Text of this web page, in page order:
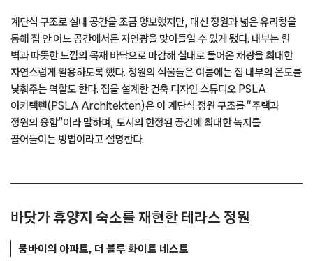
계단식 구조로 실내 공간을 조금 양보했지만, 대신 정원과 넓은 유리창을
통해 집 안 어느 공간에서든 자연광을 맞아들일 수 있게 됐다. 내부는 흰
벽과 따뜻한 느낌의 목재 바닥으로 마감해 실내로 들어온 채광을 최대한
자연스럽게 활용하도록 했다. 정원의 식물들은 여름에는 집 내부의 온도를
낮춰주는 역할도 한다. 집을 설계한 건축 디자인 스튜디오 PSLA
아키텍텐(PSLA Architekten)은 이 계단식 정원 구조를 “주택과
정원의 융합”이라 말하며, 도시의 한정된 공간에 최대한 녹지를
끌어들이는 방법이라고 설명한다.
바닷가 휴양지 숙소를 재현한 테라스 정원
뭄바이의 아파트, 더 블루 화이트 네스트